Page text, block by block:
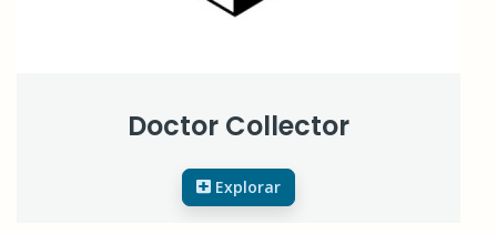
Doctor Collector
Explorar